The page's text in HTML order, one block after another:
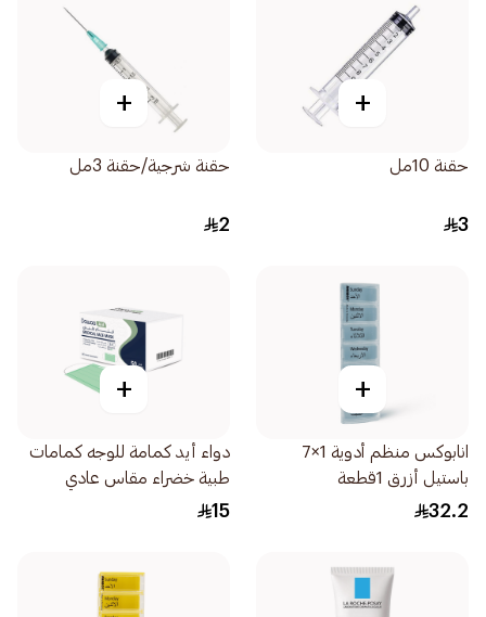
+
حقنة 10مل
3
+
حقنة شرجية/حقنة 3مل
2
+
انابوكس منظم أدوية 1×7
باستيل أزرق 1قطعة
32.2
+
دواء أيد كمامة للوجه كمامات
طبية خضراء مقاس عادي
50قطعة
15